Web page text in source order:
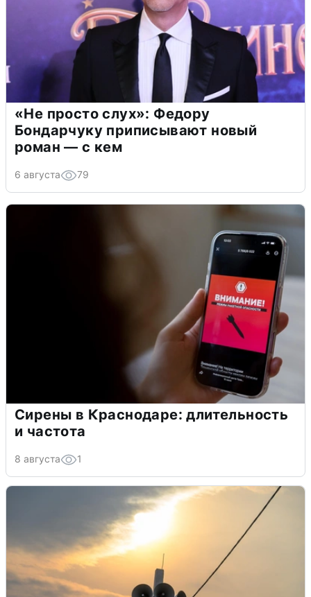
«Не просто слух»: Федору
Бондарчуку приписывают новый
роман — с кем
6 августа 79
Сирены в Краснодаре: длительность
и частота
8 августа 1